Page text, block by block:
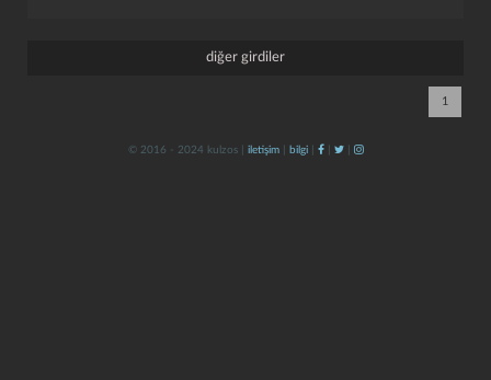
diğer girdiler
1
kaydet
© 2016 - 2024 kulzos | iletişim| bilgi| | |